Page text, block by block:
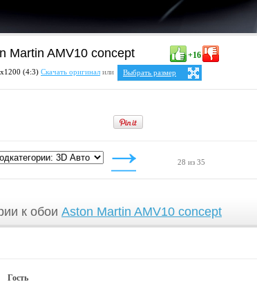
Martin AMV10 concept +16
(4:3) Скачать оригинал или
Выбрать размер
Ваше разрешение:Не определено
1152x864
1280x960
28 из 35
к обои Aston Martin AMV10 concept
Гость